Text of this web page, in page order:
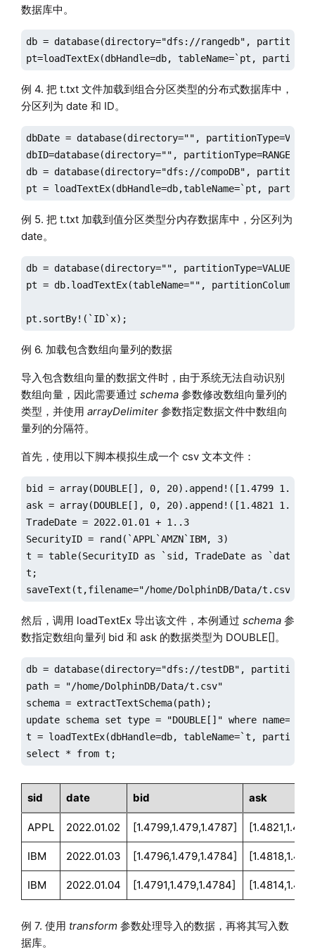
数据库中。
db = database(directory="dfs://rangedb",
pt=loadTextEx(dbHandle=db, tableName=`pt,
例 4. 把 t.txt 文件加载到组合分区类型的分布式数据库中，
分区列为 date 和 ID。
dbDate = database(directory="",
dbID=database(directory="", partitionType=RANGE,
db = database(directory="dfs://compoDB",
pt = loadTextEx(dbHandle=db,tableName=`pt,
例 5. 把 t.txt 加载到值分区类型分内存数据库中，分区列为
date。
db = database(directory="", partitionType=VALUE,
pt = db.loadTextEx(tableName="",
pt.sortBy!(`ID`x);
例 6. 加载包含数组向量列的数据
导入包含数组向量的数据文件时，由于系统无法自动识别
数组向量，因此需要通过 schema参数修改数组向量列的
类型，并使用 arrayDelimiter参数指定数据文件中数组向
量列的分隔符。
首先，使用以下脚本模拟生成一个 csv 文本文件：
bid = array(DOUBLE[], 0, 20).append!([1.4799
ask = array(DOUBLE[], 0, 20).append!([1.4821
TradeDate = 2022.01.01 + 1..3
SecurityID = rand(`APPL`AMZN`IBM, 3)
t = table(SecurityID as `sid, TradeDate as `date,
t;
saveText(t,filename="/home/DolphinDB/Data/
然后，调用 loadTextEx 导出该文件，本例通过 schema参
数指定数组向量列 bid 和 ask 的数据类型为 DOUBLE[]。
db = database(directory="dfs://testDB",
path = "/home/DolphinDB/Data/t.csv"
schema = extractTextSchema(path);
update schema set type = "DOUBLE[]" where
t = loadTextEx(dbHandle=db, tableName=`t,
select * from t;
sid date bid ask
APPL 2022.01.02 [1.4799,1.479,1.4787]
IBM 2022.01.03 [1.4796,1.479,1.4784]
IBM 2022.01.04 [1.4791,1.479,1.4784]
例 7. 使用 transform参数处理导入的数据，再将其写入数
据库。